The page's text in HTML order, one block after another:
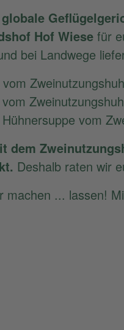
globale
Hof Wiese für
bei Landwege
vom
dem
Deshalb raten wir
machen ... lassen!